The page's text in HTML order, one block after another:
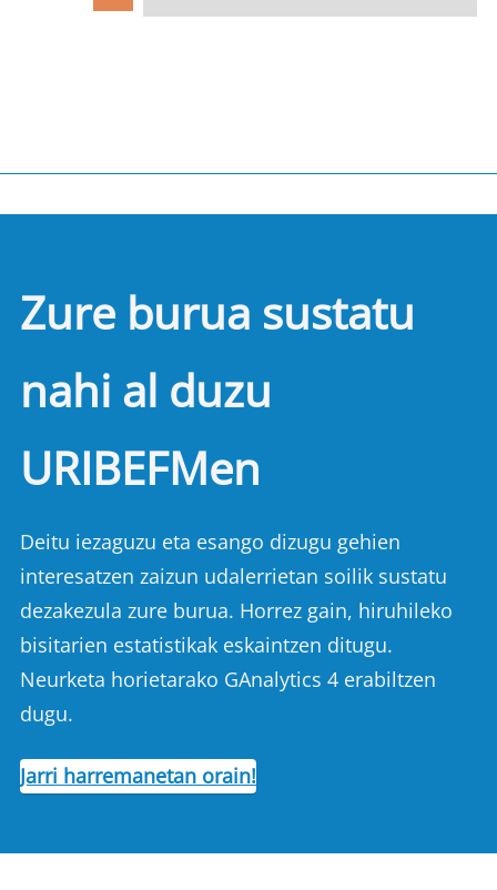
Zure burua sustatu
nahi al duzu
URIBEFMen
Deitu iezaguzu eta esango dizugu gehien
interesatzen zaizun udalerrietan soilik sustatu
dezakezula zure burua. Horrez gain, hiruhileko
bisitarien estatistikak eskaintzen ditugu.
Neurketa horietarako GAnalytics 4 erabiltzen
dugu.
Jarri harremanetan orain!